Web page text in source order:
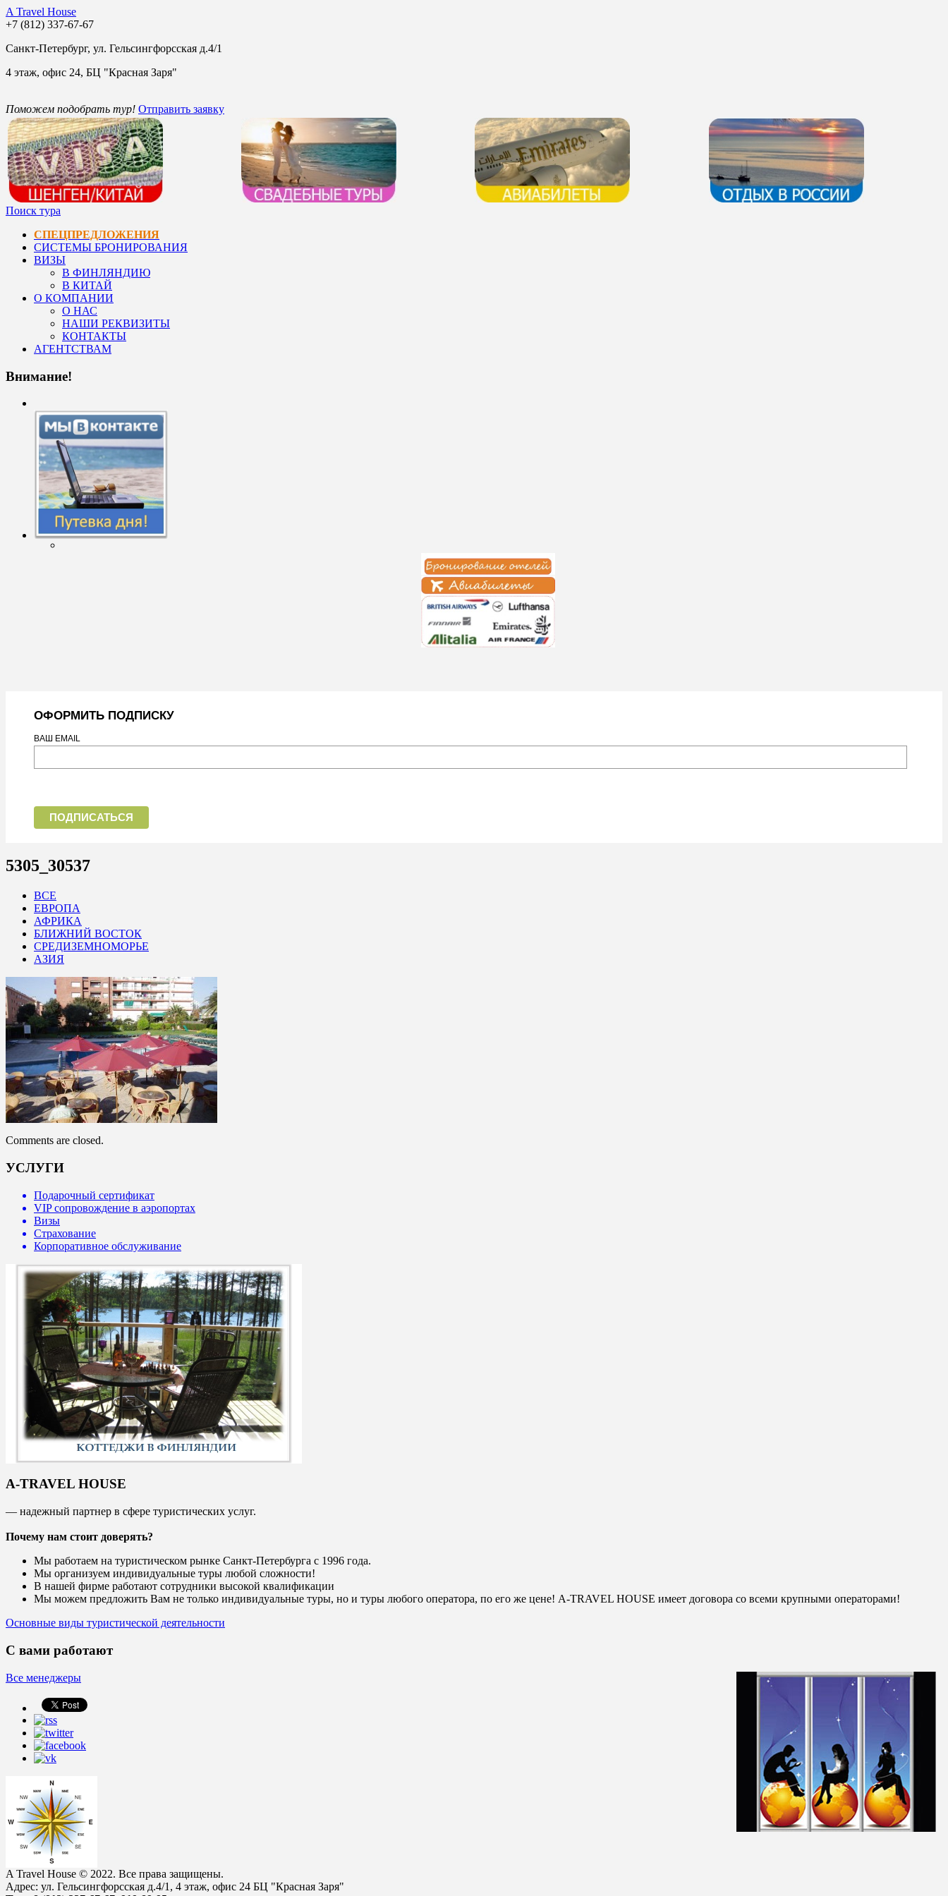
A Travel House
+7 (812) 337-67-67
Санкт-Петербург, ул. Гельсингфорсская д.4/1
4 этаж, офис 24, БЦ "Красная Заря"
Поможем подобрать тур! Отправить заявку
Поиск тура
СПЕЦПРЕДЛОЖЕНИЯ
СИСТЕМЫ БРОНИРОВАНИЯ
ВИЗЫ
В ФИНЛЯНДИЮ
В КИТАЙ
О КОМПАНИИ
О НАС
НАШИ РЕКВИЗИТЫ
КОНТАКТЫ
АГЕНТСТВАМ
Внимание!
ОФОРМИТЬ ПОДПИСКУ
ВАШ EMAIL
5305_30537
ВСЕ
ЕВРОПА
АФРИКА
БЛИЖНИЙ ВОСТОК
СРЕДИЗЕМНОМОРЬЕ
АЗИЯ
Comments are closed.
УСЛУГИ
Подарочный сертификат
VIP сопровождение в аэропортах
Визы
Страхование
Корпоративное обслуживание
A-TRAVEL HOUSE
— надежный партнер в сфере туристических услуг.
Почему нам стоит доверять?
Мы работаем на туристическом рынке Санкт-Петербурга с 1996 года.
Мы организуем индивидуальные туры любой сложности!
В нашей фирме работают сотрудники высокой квалификации
Мы можем предложить Вам не только индивидуальные туры, но и туры любого оператора, по его же цене! A-TRAVEL HOUSE имеет договора со всеми крупными операторами!
Основные виды туристической деятельности
С вами работают
Все менеджеры
A Travel House © 2022. Все права защищены.
Адрес: ул. Гельсингфорсская д.4/1, 4 этаж, офис 24 БЦ "Красная Заря"